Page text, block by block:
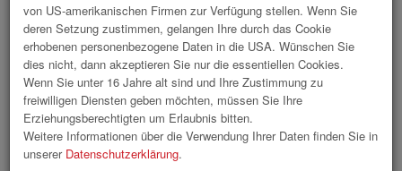
hr-lounge Ost zu Gast bei OMV AG /
Wien
86 Bilder
« 1 2 3 »
von US-amerikanischen Firmen zur Verfügung stellen. Wenn Sie
deren Setzung zustimmen, gelangen Ihre durch das Cookie
erhobenen personenbezogene Daten in die USA. Wünschen Sie
dies nicht, dann akzeptieren Sie nur die essentiellen Cookies.
Wenn Sie unter 16 Jahre alt sind und Ihre Zustimmung zu
freiwilligen Diensten geben möchten, müssen Sie Ihre
Erziehungsberechtigten um Erlaubnis bitten.
Weitere Informationen über die Verwendung Ihrer Daten finden Sie in
unserer Datenschutzerklärung.